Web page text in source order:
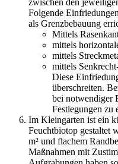
zwischen den
Folgende
als Grenzbebauung
Mittels
mittels
mittels
mittels
Diese
überschreiten.
bei notwendiger
Festlegungen zu
Im Kleingarten ist ein
Feuchtbiotop gestaltet
m² und flachem
Maßnahmen mit